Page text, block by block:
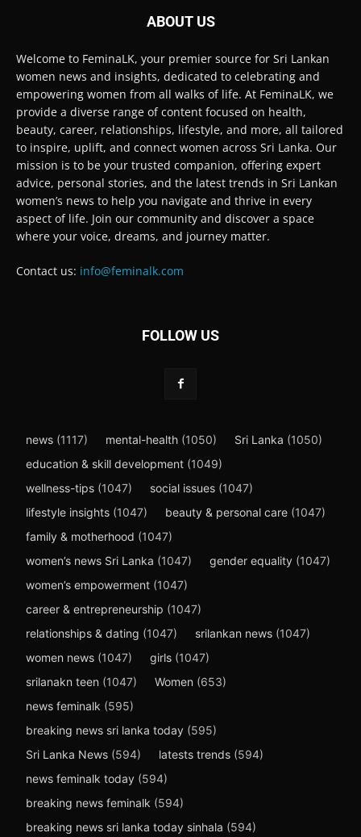
ABOUT US
Welcome to FeminaLK, your premier source for Sri Lankan
women news and insights, dedicated to celebrating and
empowering women from all walks of life. At FeminaLK, we
provide a diverse range of content focused on health,
beauty, career, relationships, lifestyle, and more, all tailored
to inspire, uplift, and connect women across Sri Lanka. Our
mission is to be your trusted companion, offering expert
advice, personal stories, and the latest trends in Sri Lankan
women’s news to help you navigate and thrive in every
aspect of life. Join our community and discover a space
where your voice, dreams, and journey matter.
Contact us: info@feminalk.com
FOLLOW US
news (1117) mental-health (1050) Sri Lanka (1050)
education & skill development (1049)
wellness-tips (1047) social issues (1047)
lifestyle insights (1047) beauty & personal care (1047)
family & motherhood (1047)
women’s news Sri Lanka (1047) gender equality (1047)
women’s empowerment (1047)
career & entrepreneurship (1047)
relationships & dating (1047) srilankan news (1047)
women news (1047) girls (1047)
srilanakn teen (1047) Women (653)
news feminalk (595)
breaking news sri lanka today (595)
Sri Lanka News (594) latests trends (594)
news feminalk today (594)
breaking news feminalk (594)
breaking news sri lanka today sinhala (594)